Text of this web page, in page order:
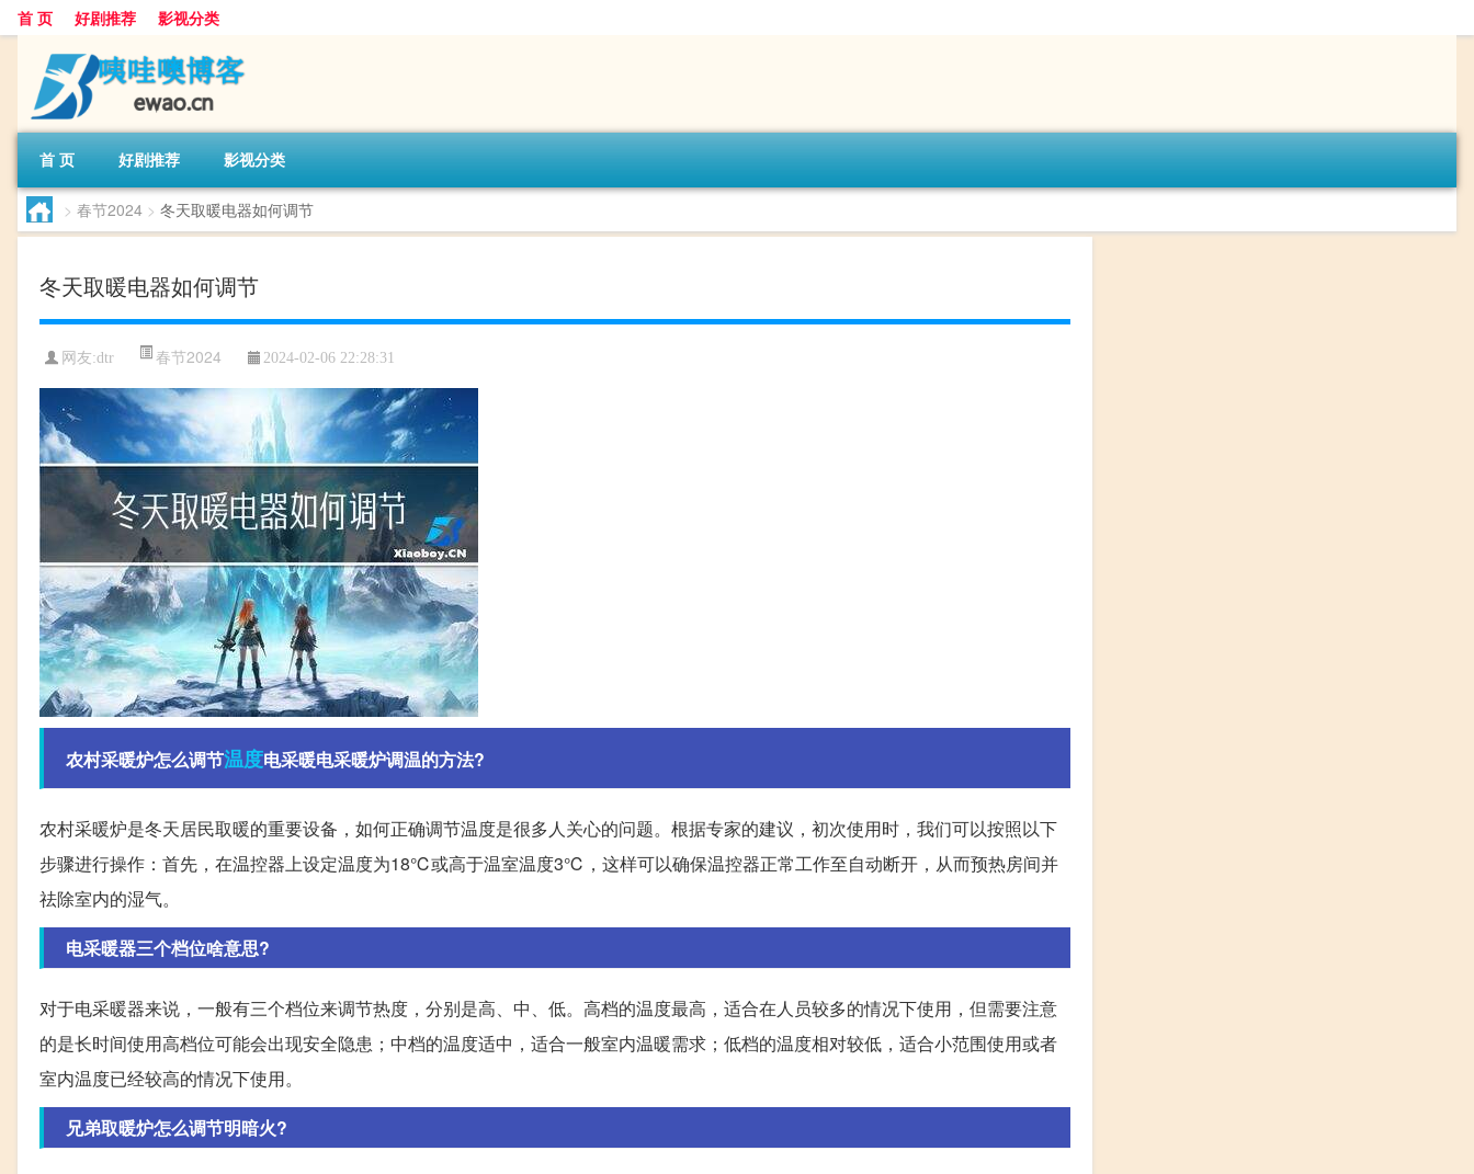
首 页 好剧推荐 影视分类
首 页 好剧推荐 影视分类
> 春节2024 > 冬天取暖电器如何调节
冬天取暖电器如何调节
网友:dtr 春节2024 2024-02-06 22:28:31
农村采暖炉怎么调节温度电采暖电采暖炉调温的方法?
农村采暖炉是冬天居民取暖的重要设备，如何正确调节温度是很多人关心的问题。根据专家的建议，初次使用时，我们可以按照以下
步骤进行操作：首先，在温控器上设定温度为18℃或高于温室温度3℃，这样可以确保温控器正常工作至自动断开，从而预热房间并
祛除室内的湿气。
电采暖器三个档位啥意思?
对于电采暖器来说，一般有三个档位来调节热度，分别是高、中、低。高档的温度最高，适合在人员较多的情况下使用，但需要注意
的是长时间使用高档位可能会出现安全隐患；中档的温度适中，适合一般室内温暖需求；低档的温度相对较低，适合小范围使用或者
室内温度已经较高的情况下使用。
兄弟取暖炉怎么调节明暗火?